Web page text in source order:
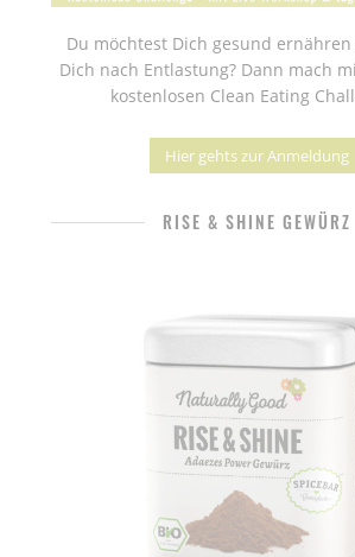
Du möchtest Dich gesund
Dich nach Entlastung? Dann mach
kostenlosen Clean Eating
Hier gehts zur Anmeldung
RISE & SHINE GEWÜRZ